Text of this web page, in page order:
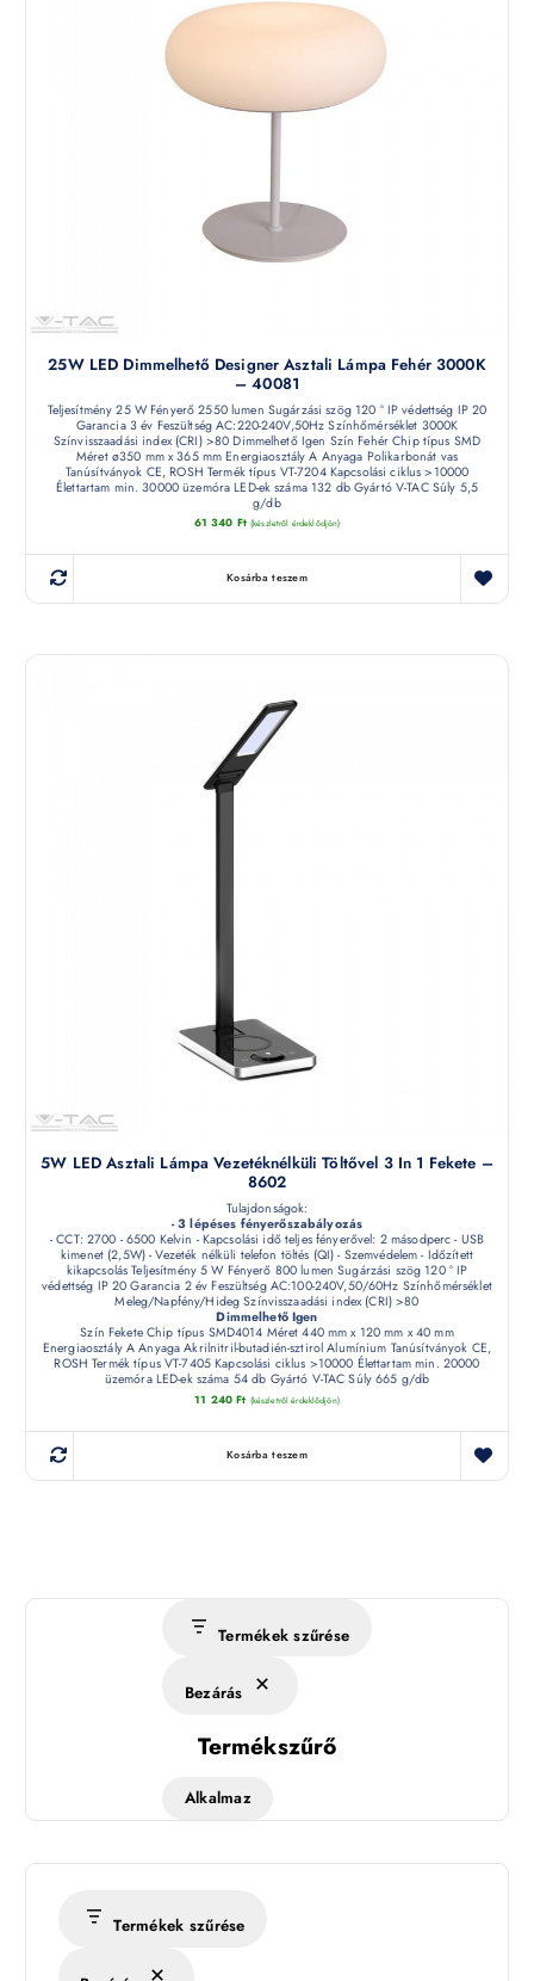
25W LED Dimmelhető Designer Asztali Lámpa Fehér 3000K
– 40081
Teljesítmény 25 W Fényerő 2550 lumen Sugárzási szög 120 ° IP védettség IP 20
Garancia 3 év Feszültség AC:220-240V,50Hz Színhőmérséklet 3000K
Színvisszaadási index (CRI) >80 Dimmelhető Igen Szín Fehér Chip típus SMD
Méret ø350 mm x 365 mm Energiaosztály A Anyaga Polikarbonát vas
Tanúsítványok CE, ROSH Termék típus VT-7204 Kapcsolási ciklus >10000
Élettartam min. 30000 üzemóra LED-ek száma 132 db Gyártó V-TAC Súly 5,5
g/db
61 340 Ft (készletről érdeklődjön)
Kosárba teszem
5W LED Asztali Lámpa Vezetéknélküli Töltővel 3 In 1 Fekete –
8602
Tulajdonságok:
- 3 lépéses fényerőszabályozás
- CCT: 2700 - 6500 Kelvin - Kapcsolási idő teljes fényerővel: 2 másodperc - USB
kimenet (2,5W) - Vezeték nélküli telefon töltés (QI) - Szemvédelem - Időzített
kikapcsolás Teljesítmény 5 W Fényerő 800 lumen Sugárzási szög 120 ° IP
védettség IP 20 Garancia 2 év Feszültség AC:100-240V,50/60Hz Színhőmérséklet
Meleg/Napfény/Hideg Színvisszaadási index (CRI) >80
Dimmelhető Igen
Szín Fekete Chip típus SMD4014 Méret 440 mm x 120 mm x 40 mm
Energiaosztály A Anyaga Akrilnitril-butadién-sztirol Alumínium Tanúsítványok CE,
ROSH Termék típus VT-7405 Kapcsolási ciklus >10000 Élettartam min. 20000
üzemóra LED-ek száma 54 db Gyártó V-TAC Súly 665 g/db
11 240Ft (készletről érdeklődjön)
Kosárba teszem
Termékek szűrése
Bezárás
Termékszűrő
Alkalmaz
Termékek szűrése